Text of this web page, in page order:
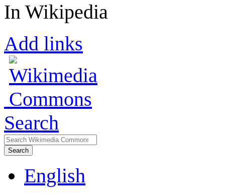
In Wikipedia
Add links
Search
Search
English